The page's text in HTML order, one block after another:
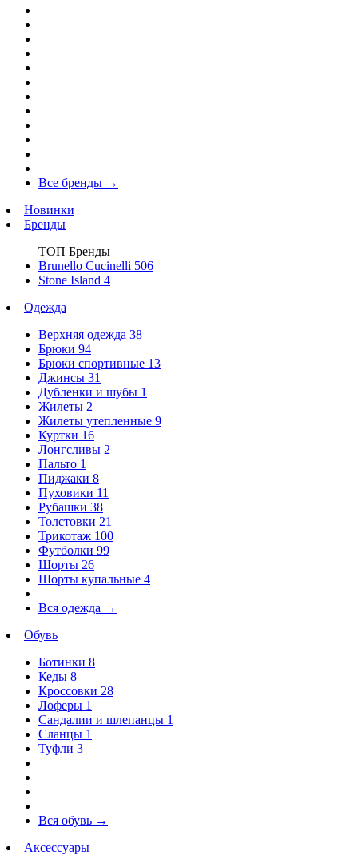
Все бренды →
Новинки
Бренды
ТОП Бренды
Brunello Cucinelli 506
Stone Island 4
Одежда
Верхняя одежда 38
Брюки 94
Брюки спортивные 13
Джинсы 31
Дубленки и шубы 1
Жилеты 2
Жилеты утепленные 9
Куртки 16
Лонгсливы 2
Пальто 1
Пиджаки 8
Пуховики 11
Рубашки 38
Толстовки 21
Трикотаж 100
Футболки 99
Шорты 26
Шорты купальные 4
Вся одежда →
Обувь
Ботинки 8
Кеды 8
Кроссовки 28
Лоферы 1
Сандалии и шлепанцы 1
Сланцы 1
Туфли 3
Вся обувь →
Аксессуары